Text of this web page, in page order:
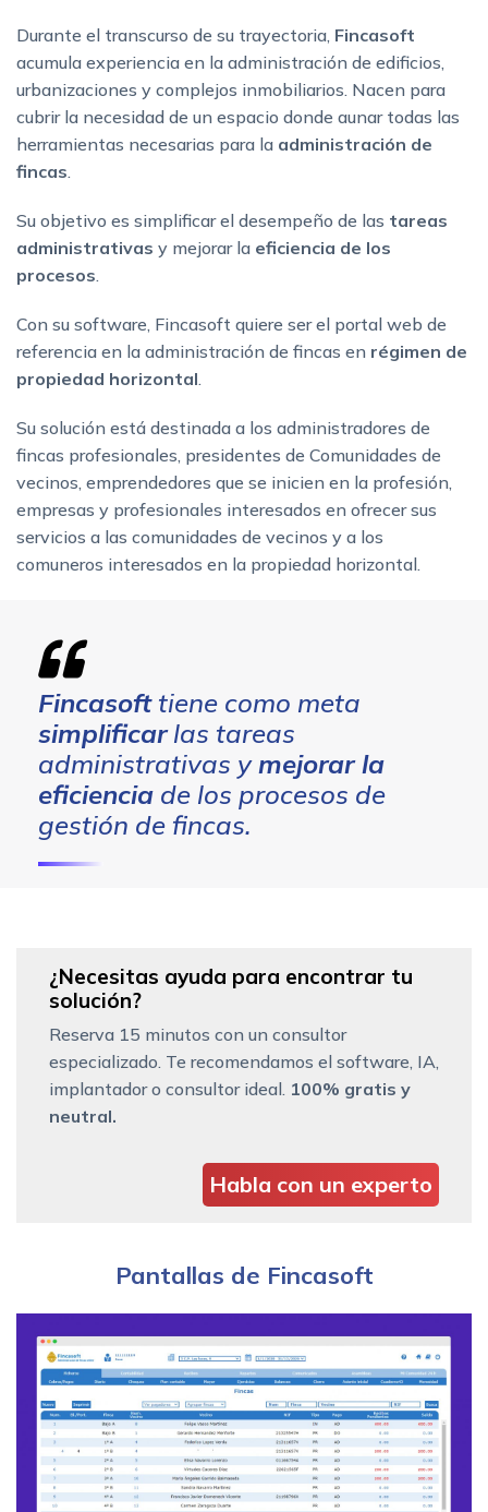
Durante el transcurso de su trayectoria, Fincasoft
acumula experiencia en la administración de edificios,
urbanizaciones y complejos inmobiliarios. Nacen para
cubrir la necesidad de un espacio donde aunar todas las
herramientas necesarias para la administración de
fincas
Su objetivo es simplificar el desempeño de las tareas
administrativas y mejorar la eficiencia de los
procesos
Con su software, Fincasoft quiere ser el portal web de
referencia en la administración de fincas en régimen de
propiedad horizontal
Su solución está destinada a los administradores de
fincas profesionales, presidentes de Comunidades de
vecinos, emprendedores que se inicien en la profesión,
empresas y profesionales interesados en ofrecer sus
servicios a las comunidades de vecinos y a los
comuneros interesados en la propiedad horizontal.
Fincasofttiene como meta
simplificarlas tareas
administrativas y mejorar la
eficiencia de los procesos de
gestión de fincas.
¿Necesitas ayuda para encontrar tu
solución?
Reserva 15 minutos con un consultor
especializado. Te recomendamos el software, IA,
implantador o consultor ideal. 100% gratis y
neutral.
Habla con un experto
Pantallas de Fincasoft